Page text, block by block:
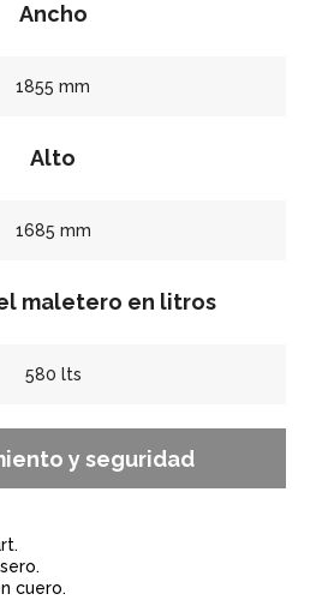
Ancho
1855 mm
Alto
1685 mm
maletero en litros
580 lts
y seguridad
cuero.